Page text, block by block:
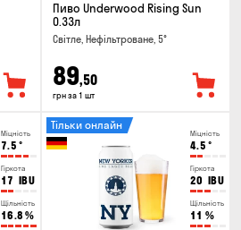
Пиво Underwood Rising Sun
0.33л
Світле, Нефільтроване, 5°
89,50
грн за 1 шт
Міцність
7.5 °
Гіркота
17 IBU
Щільність
16.8 %
Міцність
4.5 °
Гіркота
20 IBU
Щільність
11 %
Тільки онлайн